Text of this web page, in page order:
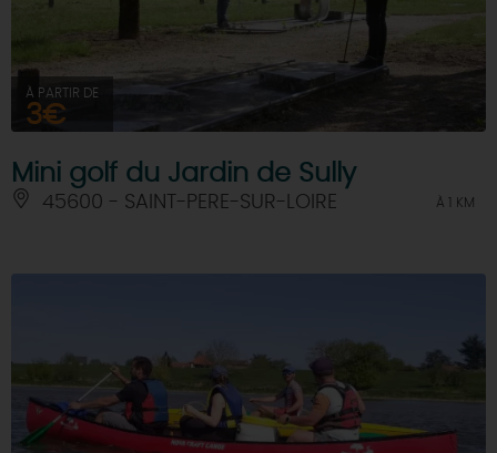
À PARTIR DE
3€
Mini golf du Jardin de Sully
45600 - SAINT-PERE-SUR-LOIRE À 1 KM